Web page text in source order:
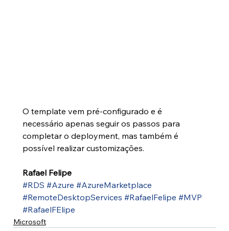
O template vem pré-configurado e é
necessário apenas seguir os passos para
completar o deployment, mas também é
possível realizar customizações.
Rafael Felipe
#RDS #Azure #AzureMarketplace
#RemoteDesktopServices #RafaelFelipe #MVP
#RafaelFElipe
Microsoft